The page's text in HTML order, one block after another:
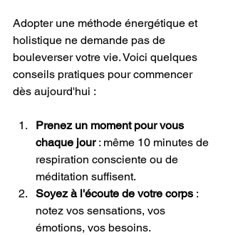
Adopter une méthode énergétique et
holistique ne demande pas de
bouleverser votre vie. Voici quelques
conseils pratiques pour commencer
dès aujourd'hui :
Prenez un moment pour vous
chaque jour : même 10 minutes de
respiration consciente ou de
méditation suffisent.
Soyez à l'écoute de votre corps :
notez vos sensations, vos
émotions, vos besoins.